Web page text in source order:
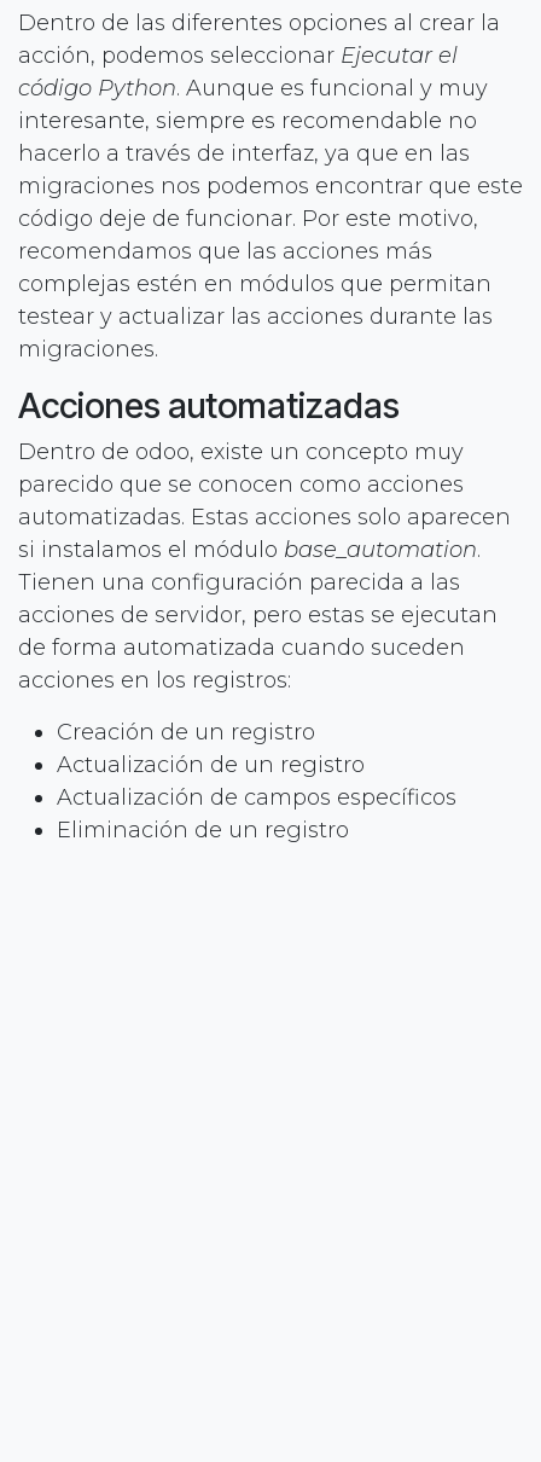
Dentro de las diferentes opciones al crear la
acción, podemos seleccionar Ejecutar el
código Python. Aunque es funcional y muy
interesante, siempre es recomendable no
hacerlo a través de interfaz, ya que en las
migraciones nos podemos encontrar que este
código deje de funcionar. Por este motivo,
recomendamos que las acciones más
complejas estén en módulos que permitan
testear y actualizar las acciones durante las
migraciones.
Acciones automatizadas
Dentro de odoo, existe un concepto muy
parecido que se conocen como acciones
automatizadas. Estas acciones solo aparecen
si instalamos el módulo base_automation.
Tienen una configuración parecida a las
acciones de servidor, pero estas se ejecutan
de forma automatizada cuando suceden
acciones en los registros:
Creación de un registro
Actualización de un registro
Actualización de campos específicos
Eliminación de un registro